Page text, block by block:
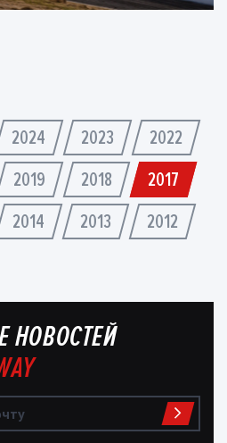
2024 2023
2022
2019 2018
2017
2014 2013 2012
НОВОСТЕЙ